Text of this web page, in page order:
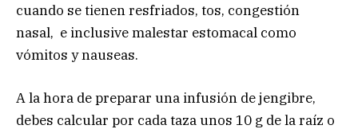
cuando se tienen resfriados, tos, congestión
nasal, e inclusive malestar estomacal como
vómitos y nauseas.
A la hora de preparar una infusión de jengibre,
debes calcular por cada taza unos 10 g de la raíz o